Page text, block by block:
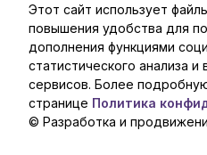
Этот сайт использует
повышения удобства для
дополнения функциями
статистического анализа
сервисов. Более
странице Политика
© Разработка и